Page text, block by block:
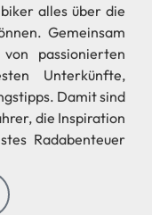
alles über die
Gemeinsam
passionierten
Unterkünfte,
Damit sind
die Inspiration
Radabenteuer